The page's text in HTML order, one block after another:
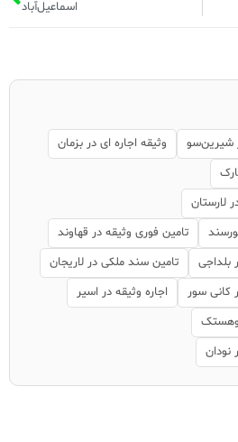
اسماعیل‌آباد
شیرین‌سو
وثیقه اجاره ای در بزمان
لارستان
تامین فوری وثیقه در قهاوند
تامین سند ملکی در لاریجان
کانی سور
اجاره وثیقه در اسیر
کوهستک
نودان